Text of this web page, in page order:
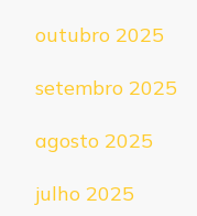
outubro 2025
setembro 2025
agosto 2025
julho 2025